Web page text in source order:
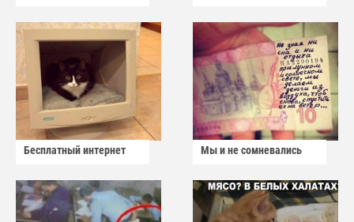
Бесплатный интернет Мы и не сомневались